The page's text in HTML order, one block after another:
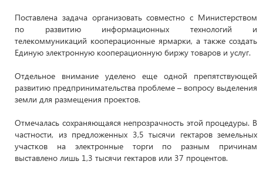
Поставлена задача организовать совместно с Министерством
по развитию информационных технологий и
телекоммуникаций кооперационные ярмарки, а также создать
Единую электронную кооперационную биржу товаров и услуг.
Отдельное внимание уделено еще одной препятствующей
развитию предпринимательства проблеме – вопросу выделения
земли для размещения проектов.
Отмечалась сохраняющаяся непрозрачность этой процедуры. В
частности, из предложенных 3,5 тысячи гектаров земельных
участков на электронные торги по разным причинам
выставлено лишь 1,3 тысячи гектаров или 37 процентов.